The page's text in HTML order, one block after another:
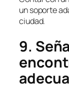
un soporte
ciudad.
9.